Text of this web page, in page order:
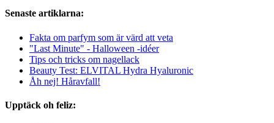
Senaste artiklarna:
Fakta om parfym som är värd att veta
"Last Minute" - Halloween -idéer
Tips och tricks om nagellack
Beauty Test: ELVITAL Hydra Hyaluronic
Åh nej! Håravfall!
Upptäck oh feliz: